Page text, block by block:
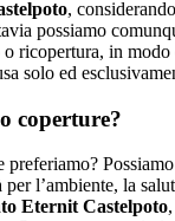
,
possiamo
ricopertura, in
solo ed
o coperture?
l’ambiente, la
Eternit Castelpoto